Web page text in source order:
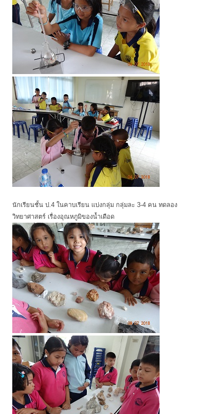
นักเรียนชั้น ป.4 ในคาบเรียน แบ่งกลุ่ม กลุ่มละ 3-4 คน ทดลอง
วิทยาศาสตร์ เรื่องอุณหภูมิของน้ำเดือด